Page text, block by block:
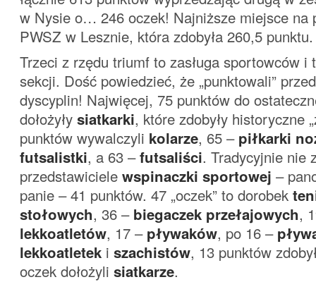
w Nysie o… 246 oczek! Najniższe miejsce na
PWSZ w Lesznie, która zdobyła 260,5 punktu.
Trzeci z rzędu triumf to zasługa sportowców i
sekcji. Dość powiedzieć, że „punktowali”
dyscyplin! Najwięcej, 75 punktów do
dołożyły siatkarki, które zdobyły historyczne
punktów wywalczyli kolarze, 65 – piłkarki
futsalistki, a 63 –futsaliści. Tradycyjnie nie
przedstawiciele wspinaczki sportowej –
panie – 41 punktów. 47 „oczek” to dorobek
stołowych, 36 – biegaczek przełajowych,
lekkoatletów, 17 – pływaków, po 16 –
lekkoatletek i szachistów, 13 punktów
oczek dołożyli siatkarze.